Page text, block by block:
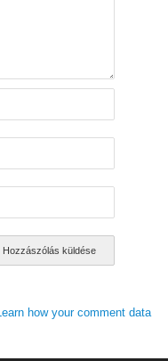
Learn how your comment data